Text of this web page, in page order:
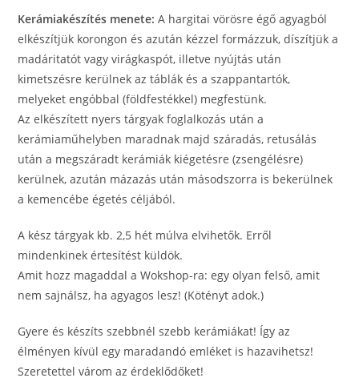
Kerámiakészítés menete: A hargitai vörösre égő agyagból
elkészítjük korongon és azután kézzel formázzuk, díszítjük a
madáritatót vagy virágkaspót, illetve nyújtás után
kimetszésre kerülnek az táblák és a szappantartók,
melyeket engóbbal (földfestékkel) megfestünk.
Az elkészített nyers tárgyak foglalkozás után a
kerámiaműhelyben maradnak majd száradás, retusálás
után a megszáradt kerámiák kiégetésre (zsengélésre)
kerülnek, azután mázazás után másodszorra is bekerülnek
a kemencébe égetés céljából.
A kész tárgyak kb. 2,5 hét múlva elvihetők. Erről
mindenkinek értesítést küldök.
Amit hozz magaddal a Wokshop-ra: egy olyan felső, amit
nem sajnálsz, ha agyagos lesz! (Kötényt adok.)
Gyere és készíts szebbnél szebb kerámiákat! Így az
élményen kívül egy maradandó emléket is hazavihetsz!
Szeretettel várom az érdeklődőket!